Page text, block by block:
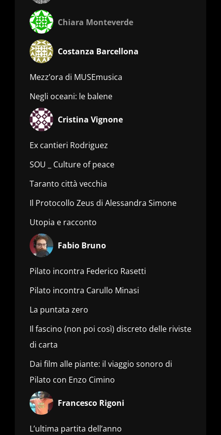
Chiara Monteverde
Costanza Barcellona
Mezz’ora di MUSEmusica
Negli oceani: le balene
Cristina Vignone
Ex cantieri Rodriguez
SOU _ Culture of peace
Taranto città vecchia
Il Protocollo Zeus di Alessandra Simone
Utopia e racconto
Fabio Bruno
Pilato incontra Federico Rasetti
Pilato incontra Carullo Minasi
La puntata zero
Il fascino (non poi così) discreto delle riviste
di carta
Dai film alle piante: il viaggio sonoro di
Pilato con Enzo Cimino
Francesco Rigoni
L’ultima partita dell’anno